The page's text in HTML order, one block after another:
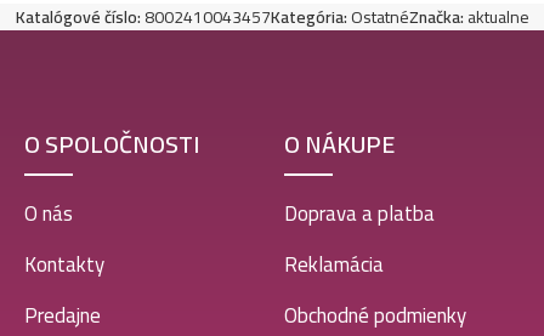
Katalógové číslo:8002410043457Kategória:OstatnéZnačka:aktualne
O SPOLOČNOSTI
O nás
Kontakty
Predajne
O NÁKUPE
Doprava a platba
Reklamácia
Obchodné podmienky